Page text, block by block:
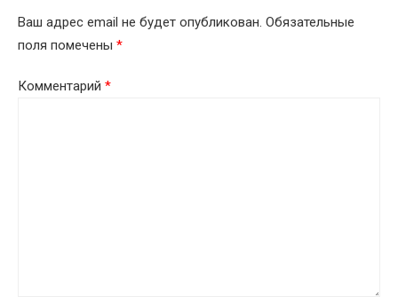
Ваш адрес email не будет опубликован. Обязательные
поля помечены *
Комментарий *